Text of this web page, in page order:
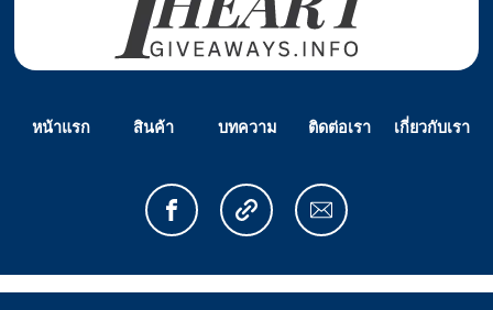
หน้าแรก สินค้า บทความ ติดต่อเรา เกี่ยวกับเรา